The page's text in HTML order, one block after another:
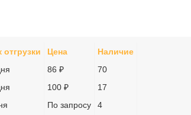
отгрузки Цена
Наличие
86 ₽
70
100 ₽
17
По запросу
4